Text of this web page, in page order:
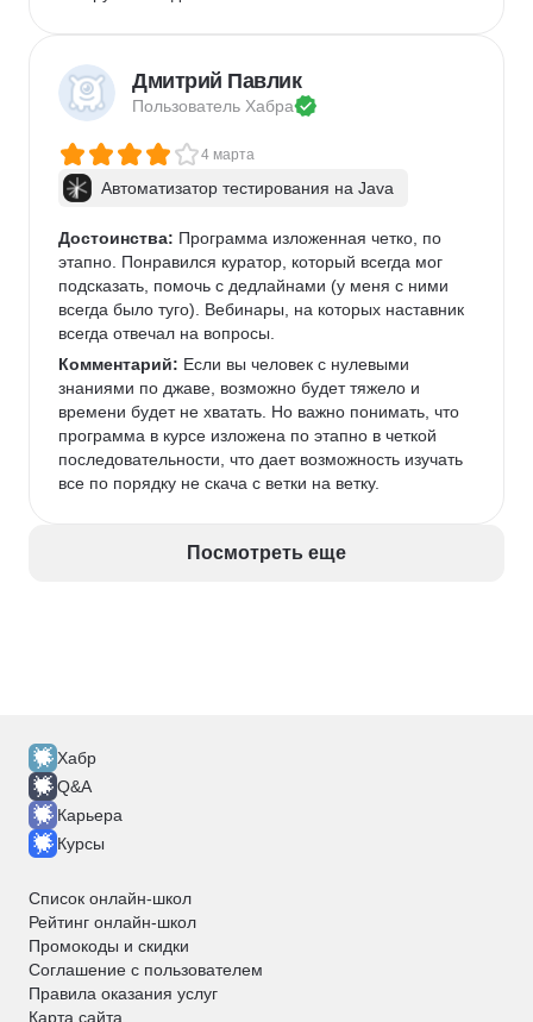
Дмитрий Павлик
Пользователь Хабра
4 марта
Автоматизатор тестирования на Java
Достоинства: Программа изложенная четко, по
этапно. Понравился куратор, который всегда мог
подсказать, помочь с дедлайнами (у меня с ними
всегда было туго). Вебинары, на которых наставник
всегда отвечал на вопросы.
Комментарий: Если вы человек с нулевыми
знаниями по джаве, возможно будет тяжело и
времени будет не хватать. Но важно понимать, что
программа в курсе изложена по этапно в четкой
последовательности, что дает возможность изучать
все по порядку не скача с ветки на ветку.
Посмотреть еще
Хабр
Q&A
Карьера
Курсы
Список онлайн-школ
Рейтинг онлайн-школ
Промокоды и скидки
Соглашение с пользователем
Правила оказания услуг
Карта сайта